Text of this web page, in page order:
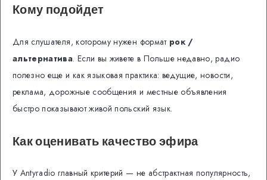
Кому подойдет
Для слушателя, которому нужен формат рок /
альтернатива. Если вы живете в Польше недавно, радио
полезно еще и как языковая практика: ведущие, новости,
реклама, дорожные сообщения и местные объявления
быстро показывают живой польский язык.
Как оценивать качество эфира
У Antyradio главный критерий — не абстрактная популярность,